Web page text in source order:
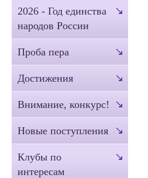
2026 - Год единства
народов России
Проба пера
Достижения
Внимание, конкурс!
Новые поступления
Клубы по
интересам